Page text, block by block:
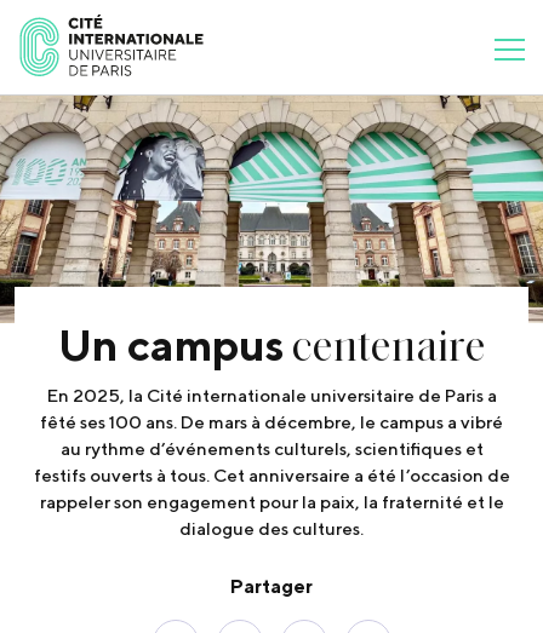
Un campus centenaire
En 2025, la Cité internationale universitaire de Paris a
fêté ses 100 ans. De mars à décembre, le campus a vibré
au rythme d’événements culturels, scientifiques et
festifs ouverts à tous. Cet anniversaire a été l’occasion de
rappeler son engagement pour la paix, la fraternité et le
dialogue des cultures.
Partager